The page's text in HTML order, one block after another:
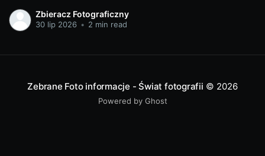
odpowiedniego sprzętu jest jednym z
najważniejszych kroków. Bez względu na to, czy
Zbieracz Fotograficzny
30 lip 2026 • 2 min read
Zebrane Foto informacje - Świat fotografii © 2026
Powered by Ghost